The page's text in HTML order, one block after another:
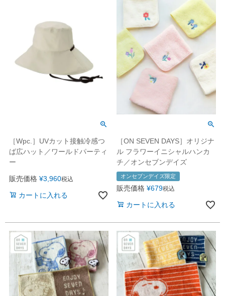
［Wpc.］UVカット接触冷感つ
ば広ハット／ワールドパーティ
ー
販売価格 ¥3,960税込
カートに入れる
［ON SEVEN DAYS］オリジナ
ル フラワーイニシャルハンカ
チ／オンセブンデイズ
オンセブンデイズ限定
販売価格 ¥679税込
カートに入れる